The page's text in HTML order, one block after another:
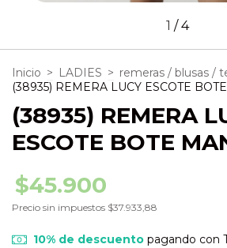
1 /4
Inicio > LADIES > remeras / blusas /
(38935) REMERA LUCY ESCOTE
(38935) REMERA
ESCOTE BOTE
$45.900
Precio sin impuestos $37.933,88
10% de descuentopagando con